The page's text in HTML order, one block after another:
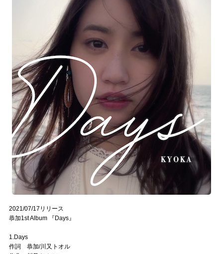
2021/07/17リリース
恭加1st Album 『Days』
1.Days
作詞 恭加/川又トオル